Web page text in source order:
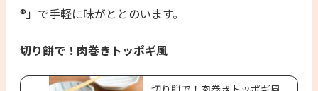
®」で手軽に味がととのいます。
切り餅で！肉巻きトッポギ風